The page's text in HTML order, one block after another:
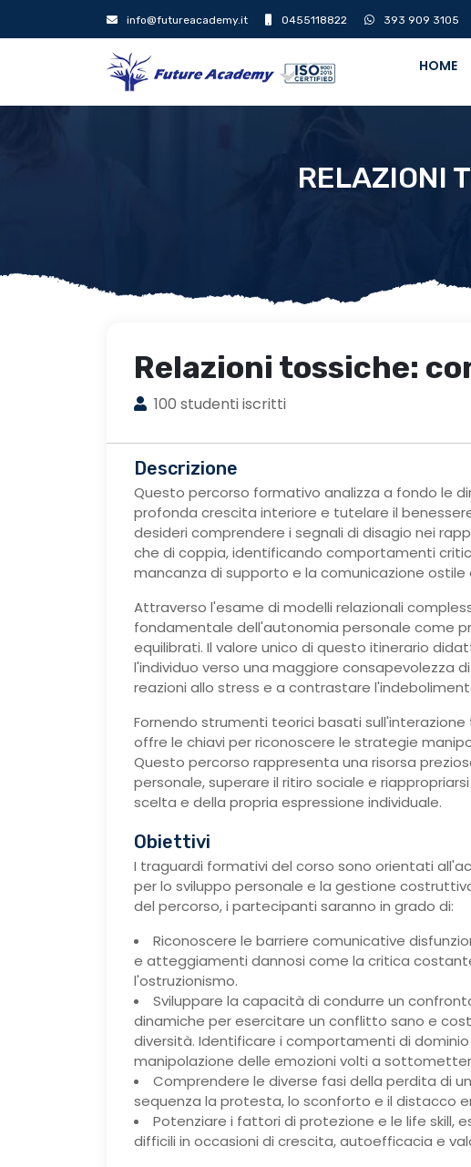
info@futureacademy.it 0455118822 393 909 3105
HOME
RELAZIONI
Relazioni tossiche:
100 studenti iscritti
Descrizione
Questo percorso formativo analizza a fondo le
profonda crescita interiore e tutelare il
desideri comprendere i segnali di disagio nei
che di coppia, identificando comportamenti
mancanza di supporto e la comunicazione ostile
Attraverso l'esame di modelli relazionali
fondamentale dell'autonomia personale come
equilibrati. Il valore unico di questo itinerario
l'individuo verso una maggiore consapevolezza
reazioni allo stress e a contrastare
Fornendo strumenti teorici basati
offre le chiavi per riconoscere le strategie
Questo percorso rappresenta una risorsa
personale, superare il ritiro sociale e
scelta e della propria espressione individuale.
Obiettivi
I traguardi formativi del corso sono orientati
per lo sviluppo personale e la gestione
del percorso, i partecipanti saranno in grado di:
Riconoscere le barriere comunicative
e atteggiamenti dannosi come la critica
l'ostruzionismo.
Sviluppare la capacità di condurre un
dinamiche per esercitare un conflitto sano e
diversità. Identificare i comportamenti di
manipolazione delle emozioni volti a
Comprendere le diverse fasi della perdita di
sequenza la protesta, lo sconforto e il distacco
Potenziare i fattori di protezione e le life skill,
difficili in occasioni di crescita, autoefficacia e